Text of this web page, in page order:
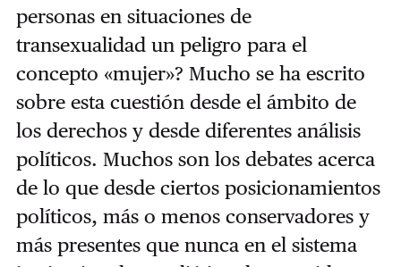
personas en situaciones de
transexualidad un peligro para el
concepto «mujer»? Mucho se ha escrito
sobre esta cuestión desde el ámbito de
los derechos y desde diferentes análisis
políticos. Muchos son los debates acerca
de lo que desde ciertos posicionamientos
políticos, más o menos conservadores y
más presentes que nunca en el sistema